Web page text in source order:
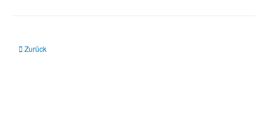
Vorheriger Beitrag: Datenschutz
Zurück